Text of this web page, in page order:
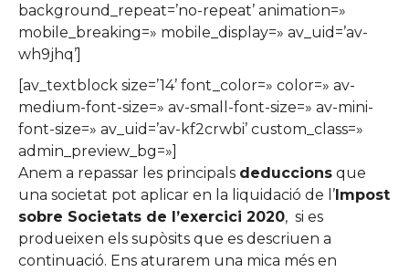
background_repeat=’no-repeat’ animation=»
mobile_breaking=» mobile_display=» av_uid=’av-
wh9jhq’]
[av_textblock size=’14’ font_color=» color=» av-
medium-font-size=» av-small-font-size=» av-mini-
font-size=» av_uid=’av-kf2crwbi’ custom_class=»
admin_preview_bg=»]
Anem a repassar les principals deduccions que
una societat pot aplicar en la liquidació de l’Impost
sobre Societats de l’exercici 2020, si es
produeixen els supòsits que es descriuen a
continuació. Ens aturarem una mica més en